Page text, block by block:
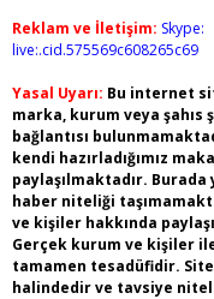
Reklam ve İletişim: Skype:
live:.cid.575569c608265c69
Yasal Uyarı: Bu internet
marka, kurum veya
bağlantısı
kendi hazırladığımız
paylaşılmaktadır.
haber niteliği
ve kişiler hakkında
Gerçek kurum ve kişiler
tamamen tesadüfidir.
halindedir ve tavsiye